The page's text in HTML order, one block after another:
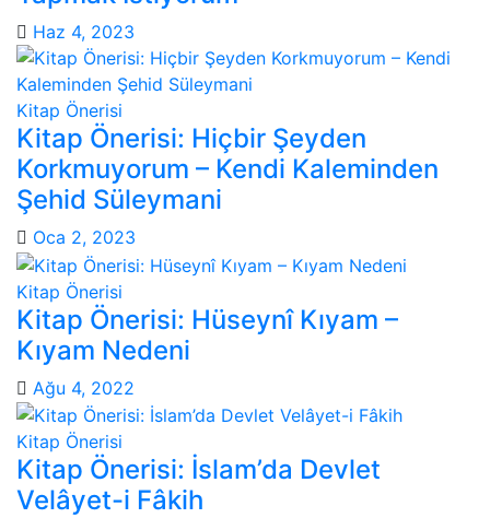
Haz 4, 2023
Kitap Önerisi
Kitap Önerisi: Hiçbir Şeyden
Korkmuyorum – Kendi Kaleminden
Şehid Süleymani
Oca 2, 2023
Kitap Önerisi
Kitap Önerisi: Hüseynî Kıyam –
Kıyam Nedeni
Ağu 4, 2022
Kitap Önerisi
Kitap Önerisi: İslam’da Devlet
Velâyet-i Fâkih